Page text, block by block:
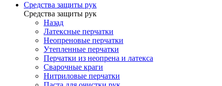
Средства защиты рук
Средства защиты рук
Назад
Латексные перчатки
Неопреновые перчатки
Утепленные перчатки
Перчатки из неопрена и латекса
Сварочные краги
Нитриловые перчатки